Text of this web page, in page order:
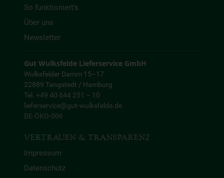
So funktioniert’s
Über uns
Newsletter
Gut Wulksfelde Lieferservice GmbH
Wulksfelder Damm 15–17
22889 Tangstedt / Hamburg
Tel. +49 40 644 251 – 10
lieferservice@gut-wulksfelde.de
DE-ÖKO-006
VERTRAUEN & TRANSPARENZ
Impressum
Datenschutz